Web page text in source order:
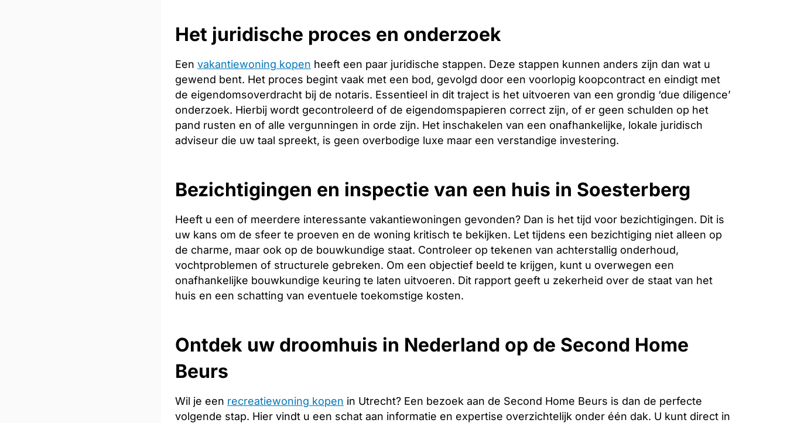
Het juridische proces en onderzoek
Een vakantiewoning kopen heeft een paar juridische stappen. Deze stappen kunnen anders zijn dan wat u
gewend bent. Het proces begint vaak met een bod, gevolgd door een voorlopig koopcontract en eindigt met
de eigendomsoverdracht bij de notaris. Essentieel in dit traject is het uitvoeren van een grondig ‘due diligence’
onderzoek. Hierbij wordt gecontroleerd of de eigendomspapieren correct zijn, of er geen schulden op het
pand rusten en of alle vergunningen in orde zijn. Het inschakelen van een onafhankelijke, lokale juridisch
adviseur die uw taal spreekt, is geen overbodige luxe maar een verstandige investering.
Bezichtigingen en inspectie van een huis in Soesterberg
Heeft u een of meerdere interessante vakantiewoningen gevonden? Dan is het tijd voor bezichtigingen. Dit is
uw kans om de sfeer te proeven en de woning kritisch te bekijken. Let tijdens een bezichtiging niet alleen op
de charme, maar ook op de bouwkundige staat. Controleer op tekenen van achterstallig onderhoud,
vochtproblemen of structurele gebreken. Om een objectief beeld te krijgen, kunt u overwegen een
onafhankelijke bouwkundige keuring te laten uitvoeren. Dit rapport geeft u zekerheid over de staat van het
huis en een schatting van eventuele toekomstige kosten.
Ontdek uw droomhuis in Nederland op de Second Home
Beurs
Wil je een recreatiewoning kopen in Utrecht? Een bezoek aan de Second Home Beurs is dan de perfecte
volgende stap. Hier vindt u een schat aan informatie en expertise overzichtelijk onder één dak. U kunt direct in